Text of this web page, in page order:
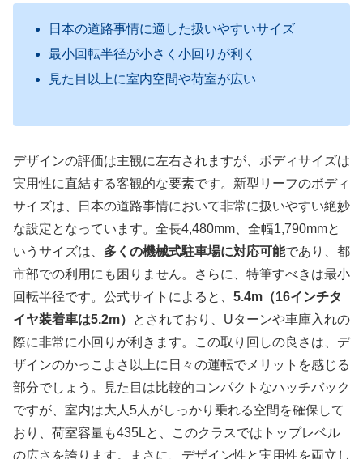
日本の道路事情に適した扱いやすいサイズ
最小回転半径が小さく小回りが利く
見た目以上に室内空間や荷室が広い
デザインの評価は主観に左右されますが、ボディサイズは
実用性に直結する客観的な要素です。新型リーフのボディ
サイズは、日本の道路事情において非常に扱いやすい絶妙
な設定となっています。全長4,480mm、全幅1,790mmと
いうサイズは、 多くの機械式駐車場に対応可能であり、都
市部での利用にも困りません。さらに、特筆すべきは最小
回転半径です。公式サイトによると、 5.4m（16インチタ
イヤ装着車は5.2m）
とされており、Uターンや車庫入れの
際に非常に小回りが利きます。この取り回しの良さは、デ
ザインのかっこよさ以上に日々の運転でメリットを感じる
部分でしょう。見た目は比較的コンパクトなハッチバック
ですが、室内は大人5人がしっかり乗れる空間を確保して
おり、荷室容量も435Lと、このクラスではトップレベル
の広さを誇ります。まさに、 デザイン性と実用性を両立し